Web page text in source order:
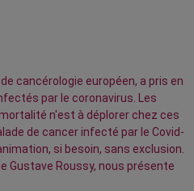
cancérologie européen, a pris en
par le coronavirus. Les
n'est à déplorer chez ces
de cancer infecté par le Covid-
si besoin, sans exclusion.
Gustave Roussy, nous présente